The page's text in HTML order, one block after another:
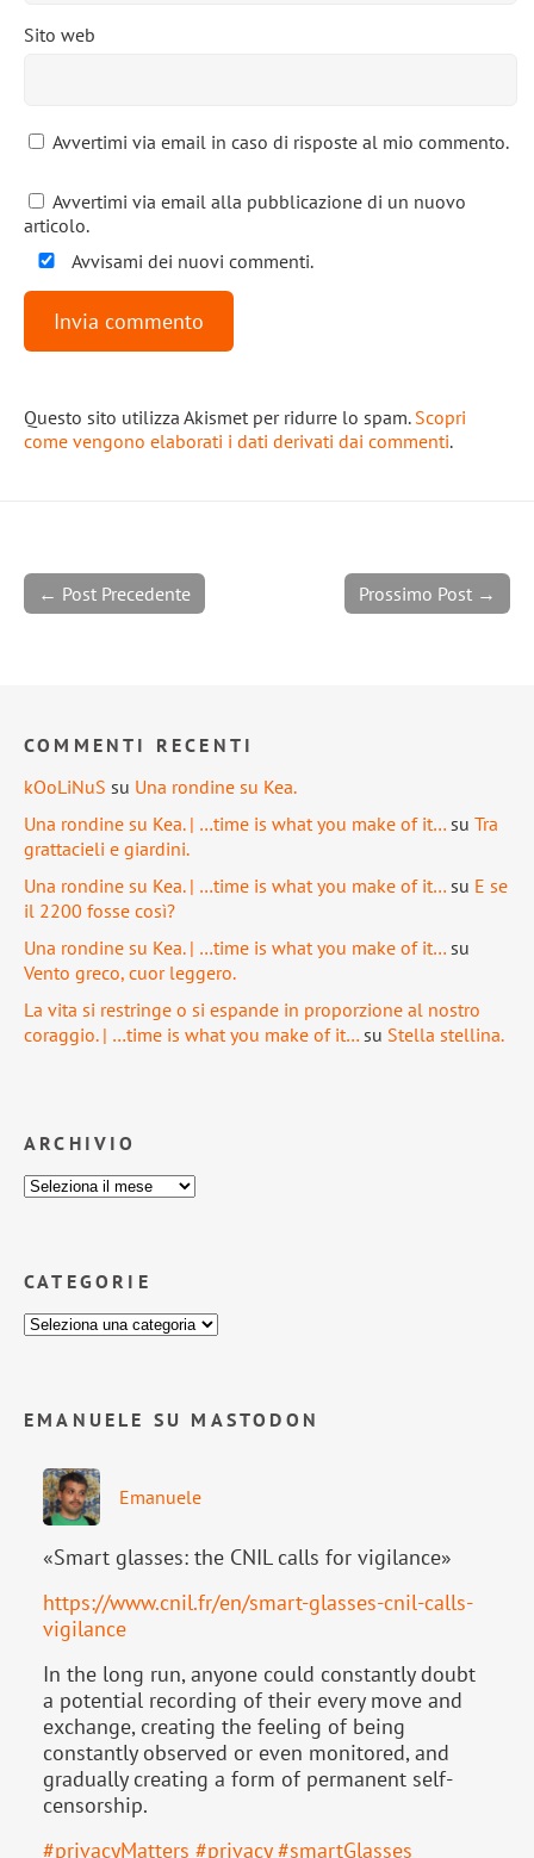
Sito web
Avvertimi via email in caso di risposte al mio commento.
Avvertimi via email alla pubblicazione di un nuovo
articolo.
Avvisami dei nuovi commenti.
Questo sito utilizza Akismet per ridurre lo spam. Scopri
come vengono elaborati i dati derivati dai commenti.
Prossimo Post →
← Post Precedente
COMMENTI RECENTI
kOoLiNuS su Una rondine su Kea.
Una rondine su Kea. | …time is what you make of it… su Tra
grattacieli e giardini.
Una rondine su Kea. | …time is what you make of it… su E se
il 2200 fosse così?
Una rondine su Kea. | …time is what you make of it… su
Vento greco, cuor leggero.
La vita si restringe o si espande in proporzione al nostro
coraggio. | …time is what you make of it… su Stella stellina.
ARCHIVIO
CATEGORIE
EMANUELE SU MASTODON
Emanuele
«Smart glasses: the CNIL calls for vigilance»
https://www.cnil.fr/en/smart-glasses-cnil-calls-
vigilance
In the long run, anyone could constantly doubt
a potential recording of their every move and
exchange, creating the feeling of being
constantly observed or even monitored, and
gradually creating a form of permanent self-
censorship.
#privacyMatters #privacy #smartGlasses